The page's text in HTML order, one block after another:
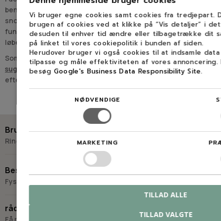
benzinfilter, benzinslange, startpal, låsefjeder til startpal og
snorhjul. Det peger på et sortiment, der retter sig mod
funktioner omkring opstart, brændstoftilførsel og den
løbende drift.
Som modelgruppe hører BG 55 under Blæse- og
sugeaggregater, hvor de overordnede produkttyper samles
efter maskintype.
Dele i kategorien BG 55
Benzinfilter
Benzinslange
Snorhjul
Membransæt
Listen viser, at kategorien spænder fra forbrugsdele til mere
funktionsbestemte komponenter. Det gør siden relevant ved
både almindelig service og udskiftning af enkeltdele.
Læs mere
Brug for hjælp?
Ring eller skriv til Savdoktoren
Besøg os
Fysisk butik og kompetencecenter
råd og vejledning
Vi bruger egne cookies samt cookies fra tredjepart.
brugen af cookies ved at klikke på ”Vis detaljer” i
desuden til enhver tid ændre eller tilbagetrække dit
på linket til vores cookiepolitik i bunden af siden.
Herudover bruger vi også cookies til at indsamle
tilpasse og måle effektiviteten af vores annoncering.
besøg Google's Business Data Responsibility Site.
NØDVENDIGE
MARKETING
TILLAD VALGTE
TILLAD ALLE